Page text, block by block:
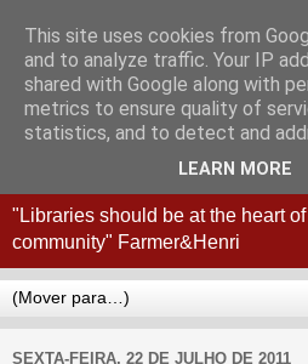
Coordenação
Interconcelhia
do Castelo +
"Libraries should be at the heart
community" Farmer&Henri
SEXTA-FEIRA, 22 DE JULHO DE 2011
This site uses cookies from
and to analyze traffic. Your IP
shared with Google along with
metrics to ensure quality of
statistics, and to detect and
LEARN MORE